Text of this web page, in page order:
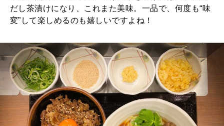
だし茶漬けになり、これまた美味。一品で、何度も“味
変”して楽しめるのも嬉しいですよね！